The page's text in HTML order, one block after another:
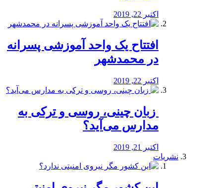
اکتبر 22, 2019
افتتاح یک واحد آموزشی پسرانه
در محمدشهر
اکتبر 22, 2019
️ زبان چینی، روسی و ترکی به
مدارس می‌آید؟
اکتبر 21, 2019
نشریات